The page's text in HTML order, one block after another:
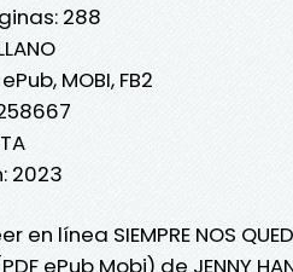
288
MOBI, FB2
2023
línea SIEMPRE NOS
ePub Mobi) de JENNY